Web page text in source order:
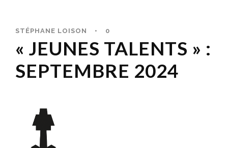
STÉPHANE LOISON • 0
« JEUNES TALENTS » :
SEPTEMBRE 2024